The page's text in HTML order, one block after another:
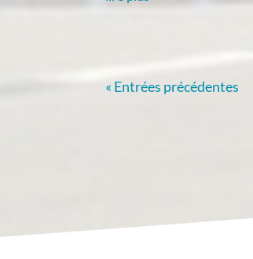
« Entrées précédentes